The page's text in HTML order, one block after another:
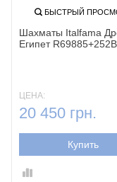
БЫСТРЫЙ
Шахматы Italfama
Египет
ЦЕНА:
20 450 грн.
Купить